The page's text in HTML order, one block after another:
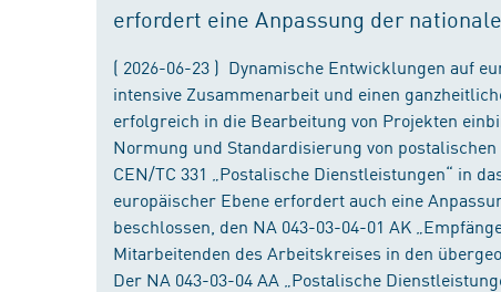
erfordert eine Anpassung der
( 2026-06-23 ) Dynamische Entwicklungen auf
intensive Zusammenarbeit und einen
erfolgreich in die Bearbeitung von Projekten
Normung und Standardisierung von
CEN/TC 331 „Postalische Dienstleistungen“ in
europäischer Ebene erfordert auch eine
beschlossen, den NA 043-03-04-01 AK
Mitarbeitenden des Arbeitskreises in den
Der NA 043-03-04 AA „Postalische